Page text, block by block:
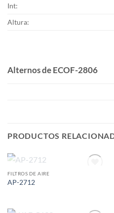
Int:
Altura:
Alternos de ECOF-2806
PRODUCTOS
AGOTADO
FILTROS DE AIRE
AP-2712